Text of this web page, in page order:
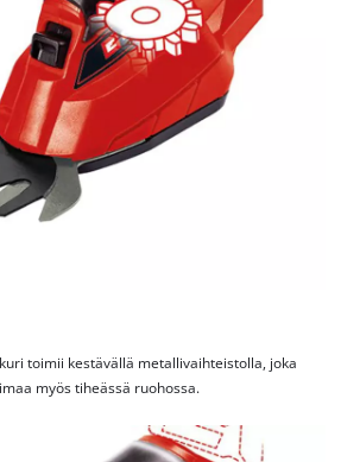
suostumuksesi palvelun
with their CMP to add this content
to the list of technologies used.
Usercentrics Consent
Management Platform
toimii kestävällä metallivaihteistolla, joka
myös tiheässä ruohossa.